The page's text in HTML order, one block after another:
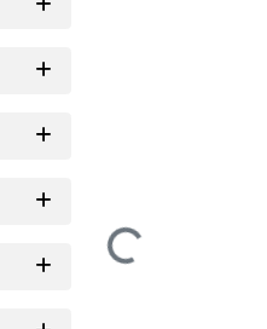
Loading...